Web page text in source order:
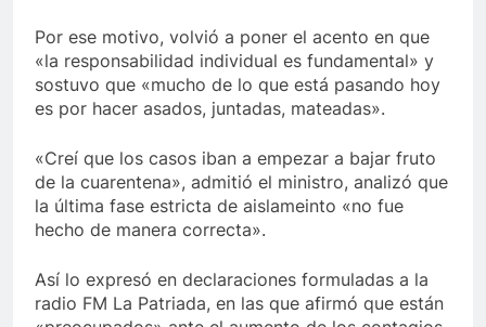
Por ese motivo, volvió a poner el acento en que
«la responsabilidad individual es fundamental» y
sostuvo que «mucho de lo que está pasando hoy
es por hacer asados, juntadas, mateadas».
«Creí que los casos iban a empezar a bajar fruto
de la cuarentena», admitió el ministro, analizó que
la última fase estricta de aislameinto «no fue
hecho de manera correcta».
Así lo expresó en declaraciones formuladas a la
radio FM La Patriada, en las que afirmó que están